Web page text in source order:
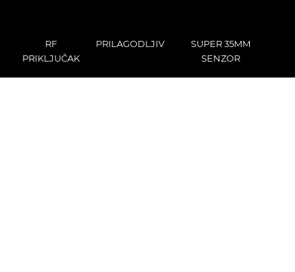
RF
PRIKLJUČAK
PRILAGODLJIV
SUPER 35MM
SENZOR